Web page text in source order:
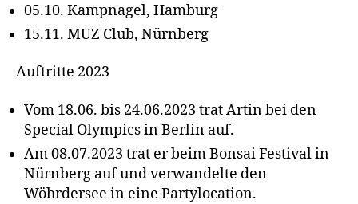
05.10. Kampnagel, Hamburg
15.11. MUZ Club, Nürnberg
Auftritte 2023
Vom 18.06. bis 24.06.2023 trat Artin bei den
Special Olympics in Berlin auf.
Am 08.07.2023 trat er beim Bonsai Festival in
Nürnberg auf und verwandelte den
Wöhrdersee in eine Partylocation.